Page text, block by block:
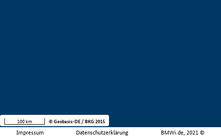
Impressum Datenschutzerklärung BMWi.de, 2021 ©
100 km © Geobasis-DE / BKG 2015